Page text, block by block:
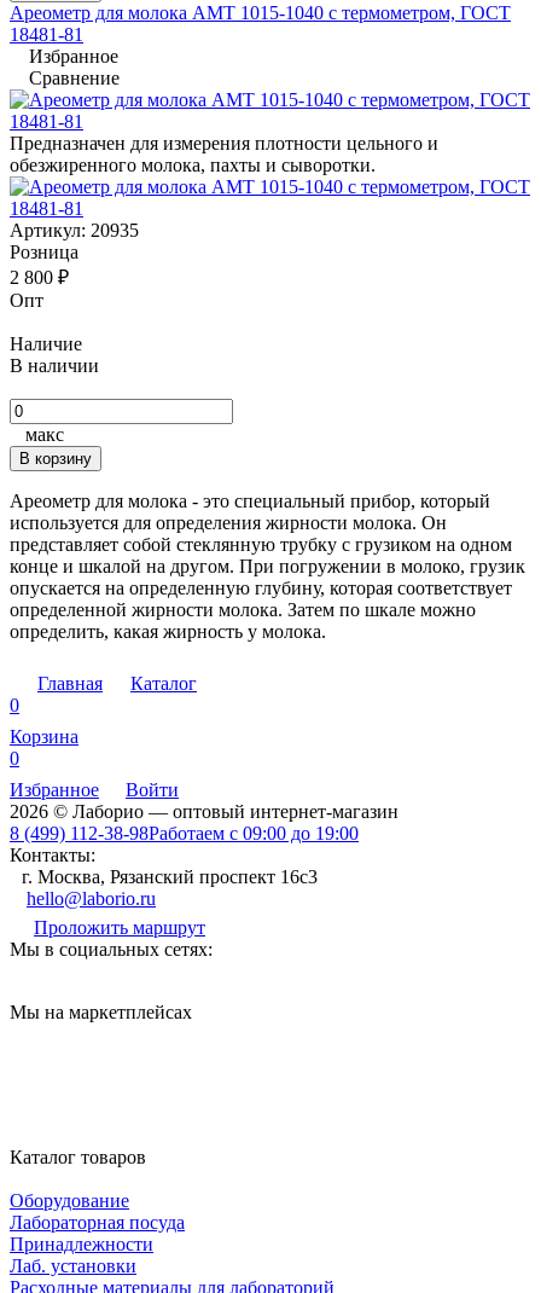
Ареометр для молока АМТ 1015-1040 с термометром, ГОСТ
18481-81
Избранное
Сравнение
Предназначен для измерения плотности цельного и
обезжиренного молока, пахты и сыворотки.
Артикул: 20935
Розница
2 800 ₽
Опт
Наличие
В наличии
макс
В корзину
Ареометр для молока - это специальный прибор, который
используется для определения жирности молока. Он
представляет собой стеклянную трубку с грузиком на одном
конце и шкалой на другом. При погружении в молоко, грузик
опускается на определенную глубину, которая соответствует
определенной жирности молока. Затем по шкале можно
определить, какая жирность у молока.
Главная
Каталог
0
Корзина
0
Избранное
Войти
2026 © Лаборио — оптовый интернет-магазин
8 (499) 112-38-98Работаем с 09:00 до 19:00
Контакты:
г. Москва, Рязанский проспект 16с3
hello@laborio.ru
Проложить маршрут
Мы в социальных сетях:
Мы на маркетплейсах
Каталог товаров
Оборудование
Лабораторная посуда
Принадлежности
Лаб. установки
Расходные материалы для лабораторий